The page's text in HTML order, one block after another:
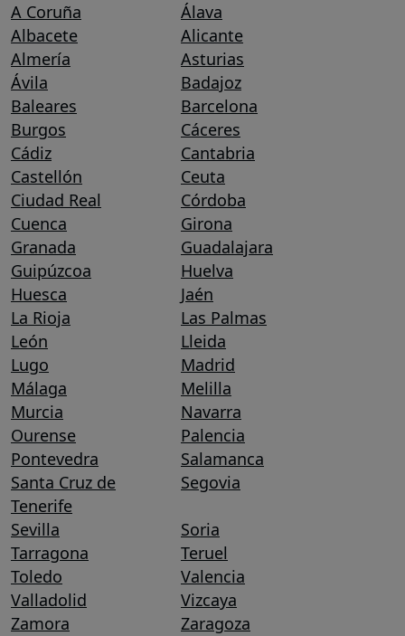
A Coruña
Álava
Albacete
Alicante
Almería
Asturias
Ávila
Badajoz
Baleares
Barcelona
Burgos
Cáceres
Cádiz
Cantabria
Castellón
Ceuta
Ciudad Real
Córdoba
Cuenca
Girona
Granada
Guadalajara
Guipúzcoa
Huelva
Huesca
Jaén
La Rioja
Las Palmas
León
Lleida
Lugo
Madrid
Málaga
Melilla
Murcia
Navarra
Ourense
Palencia
Pontevedra
Salamanca
Santa Cruz de
Tenerife
Segovia
Sevilla
Soria
Tarragona
Teruel
Toledo
Valencia
Valladolid
Vizcaya
Zamora
Zaragoza